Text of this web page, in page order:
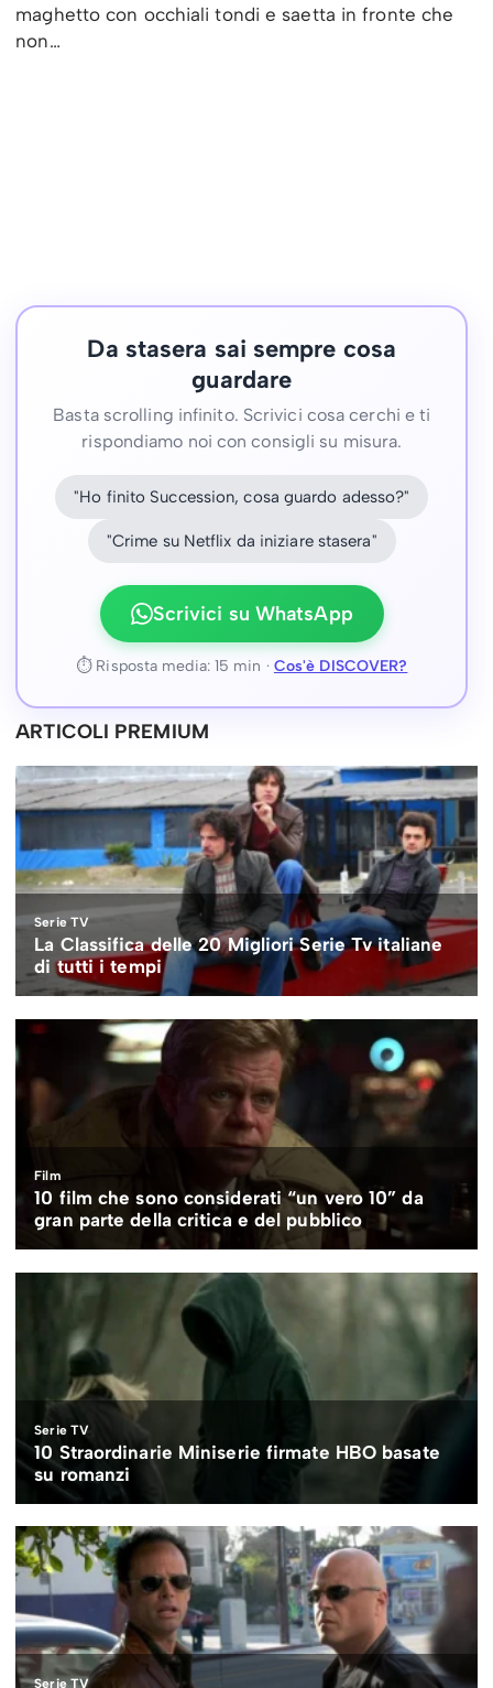
maghetto con occhiali tondi e saetta in fronte che
non…
Da stasera sai sempre cosa
guardare
Basta scrolling infinito. Scrivici cosa cerchi e ti
rispondiamo noi con consigli su misura.
"Ho finito Succession, cosa guardo adesso?"
"Crime su Netflix da iniziare stasera"
Scrivici su WhatsApp
⏱ Risposta media: 15 min · Cos'è DISCOVER?
ARTICOLI PREMIUM